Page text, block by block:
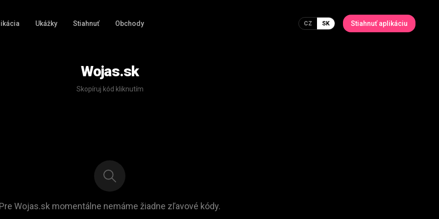
Ukážky Stiahnuť Obchody CZ SK Stiahnuť aplikáciu
Wojas.sk
Skopíruj kód kliknutím
Wojas.sk momentálne nemáme žiadne zľavové kódy.